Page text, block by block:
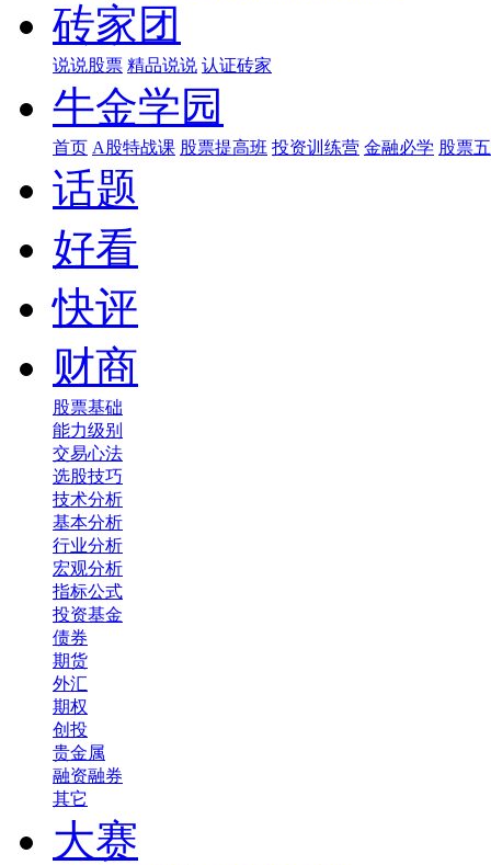
砖家团
说说股票 精品说说 认证砖家
牛金学园
首页 A股特战课 股票提高班 投资训练营 金融必学 股票
话题
好看
快评
财商
股票基础
能力级别
交易心法
选股技巧
技术分析
基本分析
行业分析
宏观分析
指标公式
投资基金
债券
期货
外汇
期权
创投
贵金属
融资融券
其它
大赛